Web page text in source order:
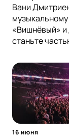
Вани
«Вишнёвый» и
станьте
16 июня